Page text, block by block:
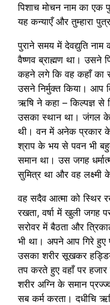
पिशाच मोचन नाम का एक
यह कन्याएँ और तुम्हारा
पुराने समय में देवद्युति
वैष्णव ब्राह्मण था। उसने
कहने लगे कि वह कहाँ का
उसने निर्मुक्त किया। आप
ऋषि ने कहा – किल्पज्ञ से
उसका स्थान था। जंगल के
थी। वन में अनेक प्रकार
श्राप के भय से पवन भी
समान था। उस जगह
सुमित्र था और वह लक्ष्मी
वह सदैव आत्मा को स्थिर
रखता, वर्षा में खुली जगह
सरोवर में बैठता और
भी था। अपने आप गिरे हुए
उसका शरीर सूखकर
तप करते हुए वहाँ पर
शरीर अग्नि के समान
सब कर्म करता। दधीचि